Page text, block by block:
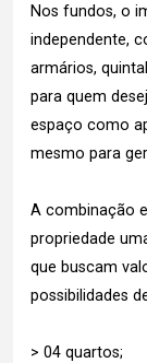
Nos fundos, o
independente,
armários,
para quem
espaço como
mesmo para
A combinação
propriedade
que buscam
possibilidades
> 04 quartos;